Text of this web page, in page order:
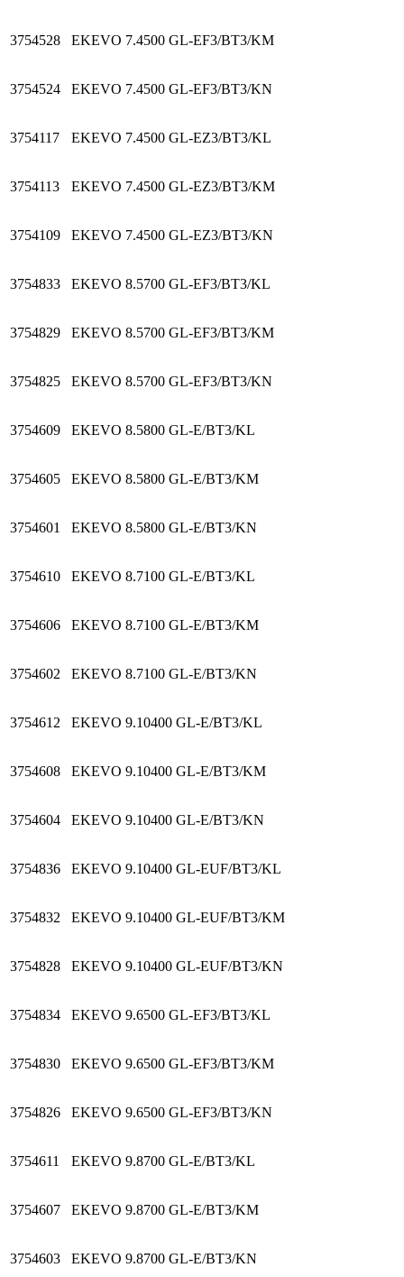
3754528 EKEVO 7.4500 GL-EF3/BT3/KM
3754524 EKEVO 7.4500 GL-EF3/BT3/KN
3754117 EKEVO 7.4500 GL-EZ3/BT3/KL
3754113 EKEVO 7.4500 GL-EZ3/BT3/KM
3754109 EKEVO 7.4500 GL-EZ3/BT3/KN
3754833 EKEVO 8.5700 GL-EF3/BT3/KL
3754829 EKEVO 8.5700 GL-EF3/BT3/KM
3754825 EKEVO 8.5700 GL-EF3/BT3/KN
3754609 EKEVO 8.5800 GL-E/BT3/KL
3754605 EKEVO 8.5800 GL-E/BT3/KM
3754601 EKEVO 8.5800 GL-E/BT3/KN
3754610 EKEVO 8.7100 GL-E/BT3/KL
3754606 EKEVO 8.7100 GL-E/BT3/KM
3754602 EKEVO 8.7100 GL-E/BT3/KN
3754612 EKEVO 9.10400 GL-E/BT3/KL
3754608 EKEVO 9.10400 GL-E/BT3/KM
3754604 EKEVO 9.10400 GL-E/BT3/KN
3754836 EKEVO 9.10400 GL-EUF/BT3/KL
3754832 EKEVO 9.10400 GL-EUF/BT3/KM
3754828 EKEVO 9.10400 GL-EUF/BT3/KN
3754834 EKEVO 9.6500 GL-EF3/BT3/KL
3754830 EKEVO 9.6500 GL-EF3/BT3/KM
3754826 EKEVO 9.6500 GL-EF3/BT3/KN
3754611 EKEVO 9.8700 GL-E/BT3/KL
3754607 EKEVO 9.8700 GL-E/BT3/KM
3754603 EKEVO 9.8700 GL-E/BT3/KN